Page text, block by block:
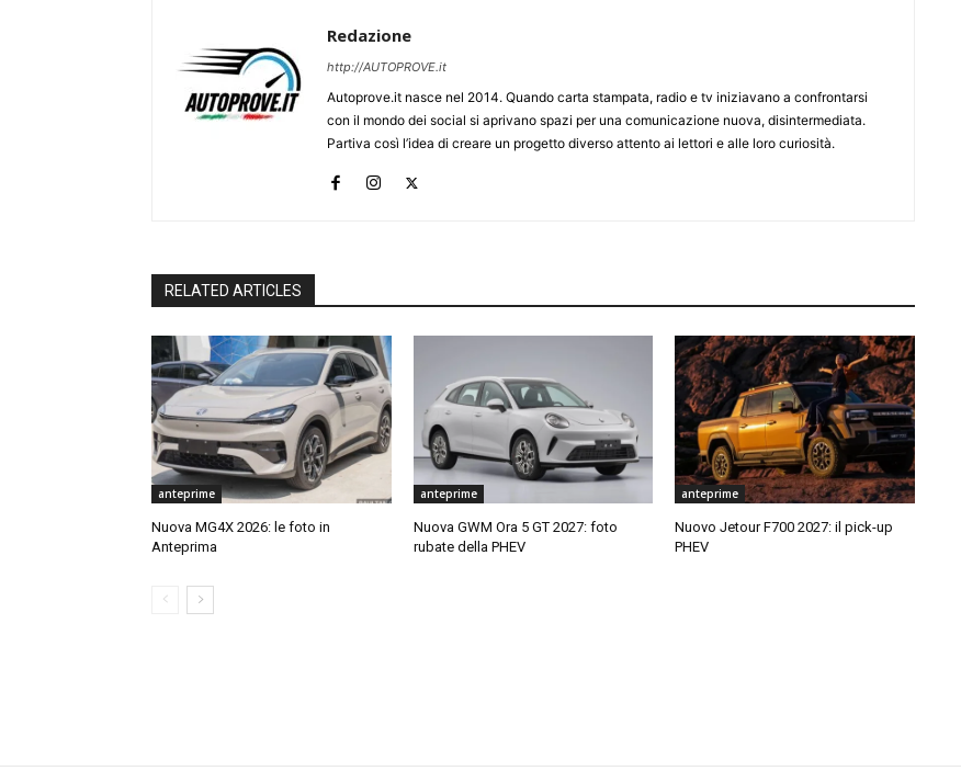
Redazione
http://AUTOPROVE.it
Autoprove.it nasce nel 2014. Quando carta stampata, radio e tv iniziavano a confrontarsi
con il mondo dei social si aprivano spazi per una comunicazione nuova, disintermediata.
Partiva così l’idea di creare un progetto diverso attento ai lettori e alle loro curiosità.
RELATED ARTICLES
anteprime
Nuova MG4X 2026: le foto in
Anteprima
anteprime
Nuova GWM Ora 5 GT 2027: foto
rubate della PHEV
anteprime
Nuovo Jetour F700 2027: il pick-up
PHEV